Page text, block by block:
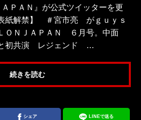
ＰＡＮ』が公式ツイッターを更
紙解禁】 ＃宮市亮 がｇｕｙｓ
ＯＮＪＡＰＡＮ ６月号。中面
初共演 レジェンド …
続きを読む
シェア LINEで送る